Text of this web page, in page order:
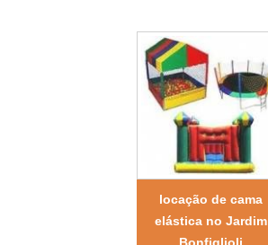
locação de cama
elástica no Jardim
Bonfiglioli